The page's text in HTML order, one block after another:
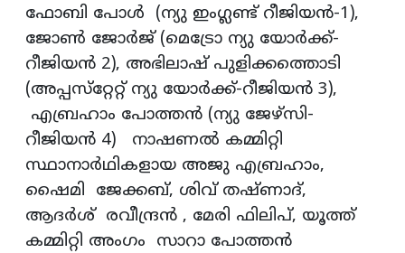
ഫോബി പോൾ (ന്യു ഇംഗ്ലണ്ട് റീജിയൻ-1),
ജോൺ ജോർജ് (മെട്രോ ന്യു യോർക്ക്-
റീജിയൻ 2), അഭിലാഷ് പുളിക്കത്തൊടി
(അപ്പസ്‌റ്റേറ്റ് ന്യു യോർക്ക്-റീജിയൻ 3),
എബ്രഹാം പോത്തൻ (ന്യു ജേഴ്‌സി-
റീജിയൻ 4) നാഷണൽ കമ്മിറ്റി
സ്ഥാനാർഥികളായ അജു എബ്രഹാം,
ഷൈമി ജേക്കബ്, ശിവ് തഷ്ണാദ്,
ആദർശ് രവീന്ദ്രൻ , മേരി ഫിലിപ്, യൂത്ത്
കമ്മിറ്റി അംഗം സാറാ പോത്തൻ